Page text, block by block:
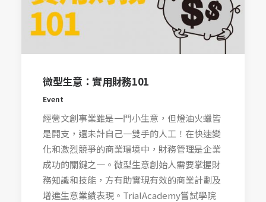
微型生意：實用財務101
Event
經營文創事業雖是一門小生意，但燈油火蠟皆
是開支，還未計自己一雙手的人工！在快速變
化和激烈競爭的商業環境中，財務管理是企業
成功的關鍵之一。微型生意創始人需要掌握財
務知識和技能，方有助實現有效的商業計劃及
增進生意業績表現。TrialAcademy嘗試學院